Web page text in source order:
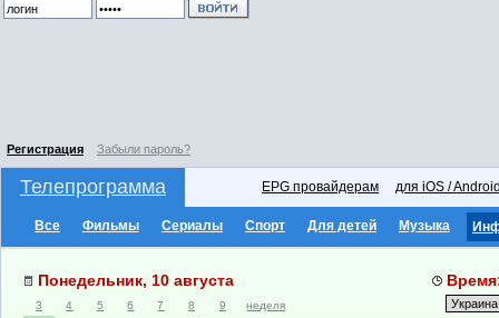
Регистрация Забыли пароль?
Телепрограмма EPG провайдерам для iOS /
Все Фильмы Сериалы Спорт Для детей Музыка
Понедельник, 10 августа
3 4 5 6 7 8 9 неделя